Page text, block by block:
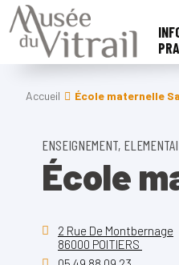
Accueil École maternelle
ENSEIGNEMENT,
École
2 Rue De Montbernage
86000 POITIERS